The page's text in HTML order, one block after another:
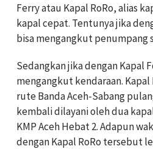
Ferry atau Kapal RoRo, alias
kapal cepat. Tentunya jika
bisa mengangkut penumpang
Sedangkan jika dengan Kapal
mengangkut kendaraan.
rute Banda Aceh-Sabang
kembali dilayani oleh dua
KMP Aceh Hebat 2. Adapun
dengan Kapal RoRo tersebut